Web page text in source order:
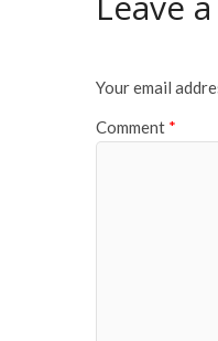
Your email
Comment *